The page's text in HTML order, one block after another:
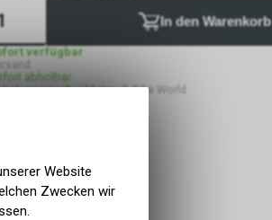
In den Warenkorb
verfügbar
abholbar
Lüscher Motor- & Bike World
Website
Zwecken wir